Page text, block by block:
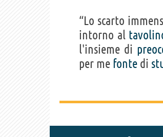
“Lo scarto
intorno al
l'insieme di
per me fonte di